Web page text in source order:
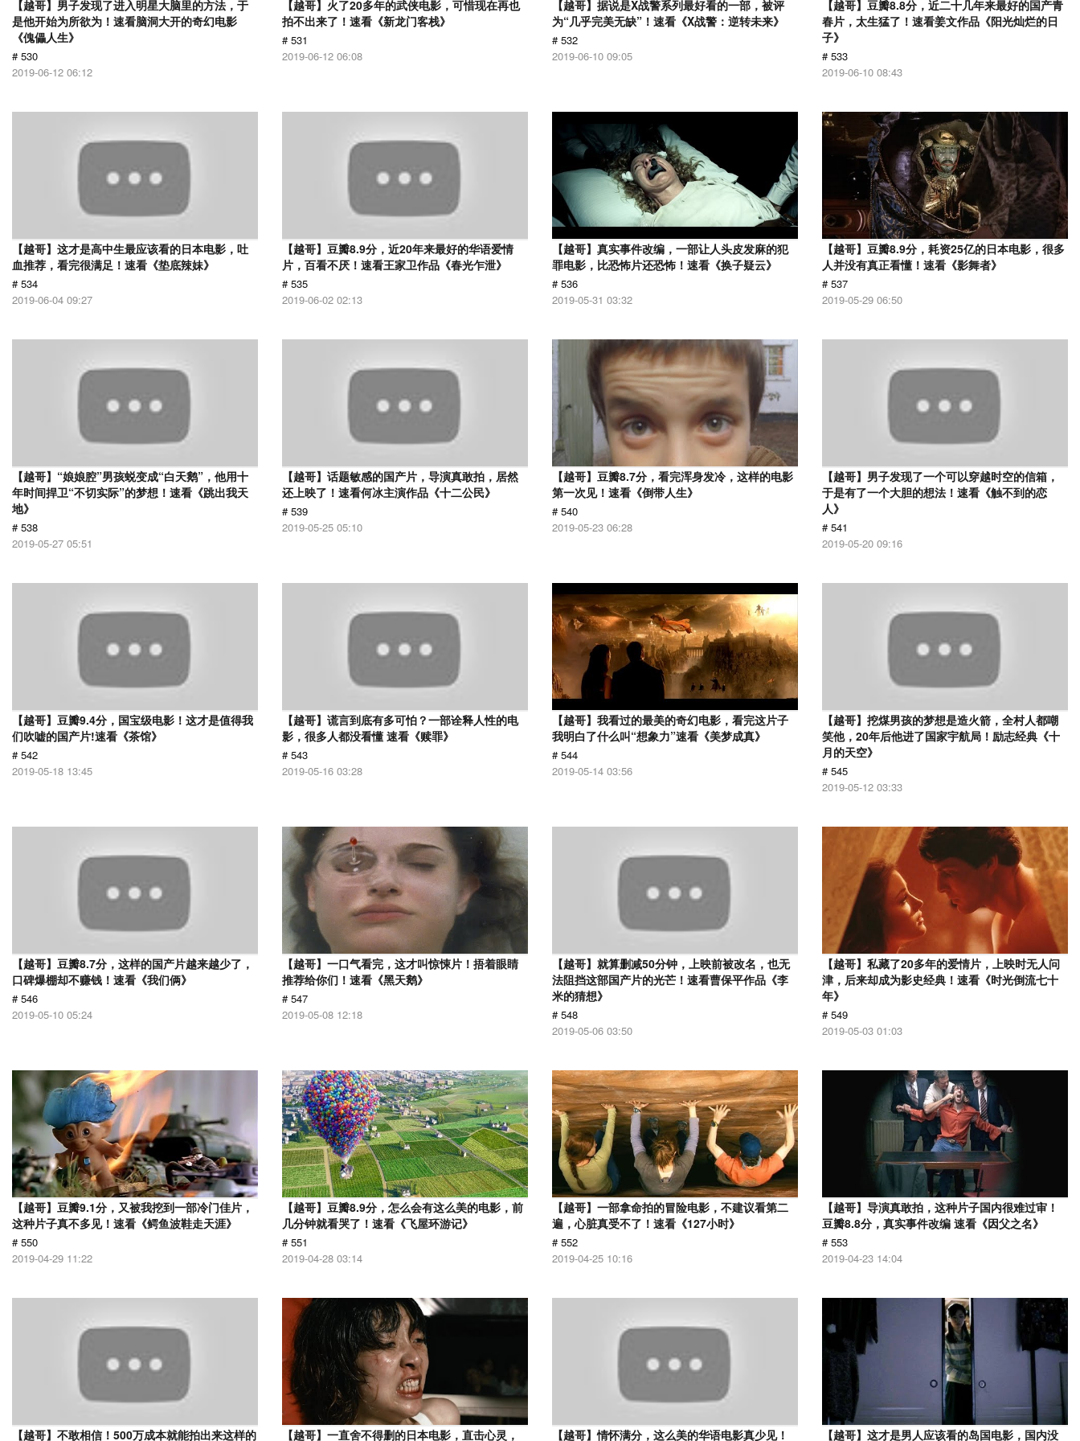
【越哥】男子发现了进入明星大脑里的方法，于
是他开始为所欲为！速看脑洞大开的奇幻电影
《傀儡人生》
# 530
2019-06-12 06:12
【越哥】火了20多年的武侠电影，可惜现在再也
拍不出来了！速看《新龙门客栈》
# 531
2019-06-12 06:08
【越哥】据说是X战警系列最好看的一部，被评
为“几乎完美无缺”！速看《X战警：逆转未来》
# 532
2019-06-10 09:05
【越哥】豆瓣8.8分，近二十几年来最好的国产青
春片，太生猛了！速看姜文作品《阳光灿烂的日
子》
# 533
2019-06-10 08:43
【越哥】这才是高中生最应该看的日本电影，吐
血推荐，看完很满足！速看《垫底辣妹》
# 534
2019-06-04 09:27
【越哥】豆瓣8.9分，近20年来最好的华语爱情
片，百看不厌！速看王家卫作品《春光乍泄》
# 535
2019-06-02 02:13
【越哥】真实事件改编，一部让人头皮发麻的犯
罪电影，比恐怖片还恐怖！速看《换子疑云》
# 536
2019-05-31 03:32
【越哥】豆瓣8.9分，耗资25亿的日本电影，很多
人并没有真正看懂！速看《影舞者》
# 537
2019-05-29 06:50
【越哥】“娘娘腔”男孩蜕变成“白天鹅”，他用十
年时间捍卫“不切实际”的梦想！速看《跳出我天
地》
# 538
2019-05-27 05:51
【越哥】话题敏感的国产片，导演真敢拍，居然
还上映了！速看何冰主演作品《十二公民》
# 539
2019-05-25 05:10
【越哥】豆瓣8.7分，看完浑身发冷，这样的电影
第一次见！速看《倒带人生》
# 540
2019-05-23 06:28
【越哥】男子发现了一个可以穿越时空的信箱，
于是有了一个大胆的想法！速看《触不到的恋
人》
# 541
2019-05-20 09:16
【越哥】豆瓣9.4分，国宝级电影！这才是值得我
们吹嘘的国产片!速看《茶馆》
# 542
2019-05-18 13:45
【越哥】谎言到底有多可怕？一部诠释人性的电
影，很多人都没看懂 速看《赎罪》
# 543
2019-05-16 03:28
【越哥】我看过的最美的奇幻电影，看完这片子
我明白了什么叫“想象力”速看《美梦成真》
# 544
2019-05-14 03:56
【越哥】挖煤男孩的梦想是造火箭，全村人都嘲
笑他，20年后他进了国家宇航局！励志经典《十
月的天空》
# 545
2019-05-12 03:33
【越哥】豆瓣8.7分，这样的国产片越来越少了，
口碑爆棚却不赚钱！速看《我们俩》
# 546
2019-05-10 05:24
【越哥】一口气看完，这才叫惊悚片！捂着眼睛
推荐给你们！速看《黑天鹅》
# 547
2019-05-08 12:18
【越哥】就算删减50分钟，上映前被改名，也无
法阻挡这部国产片的光芒！速看曹保平作品《李
米的猜想》
# 548
2019-05-06 03:50
【越哥】私藏了20多年的爱情片，上映时无人问
津，后来却成为影史经典！速看《时光倒流七十
年》
# 549
2019-05-03 01:03
【越哥】豆瓣9.1分，又被我挖到一部冷门佳片，
这种片子真不多见！速看《鳄鱼波鞋走天涯》
# 550
2019-04-29 11:22
【越哥】豆瓣8.9分，怎么会有这么美的电影，前
几分钟就看哭了！速看《飞屋环游记》
# 551
2019-04-28 03:14
【越哥】一部拿命拍的冒险电影，不建议看第二
遍，心脏真受不了！速看《127小时》
# 552
2019-04-25 10:16
【越哥】导演真敢拍，这种片子国内很难过审！
豆瓣8.8分，真实事件改编 速看《因父之名》
# 553
2019-04-23 14:04
【越哥】不敢相信！500万成本就能拍出来这样的 【越哥】一直舍不得删的日本电影，直击心灵， 【越哥】情怀满分，这么美的华语电影真少见！ 【越哥】这才是男人应该看的岛国电影，国内没